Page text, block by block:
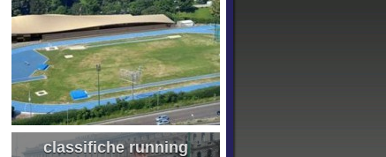
classifiche running